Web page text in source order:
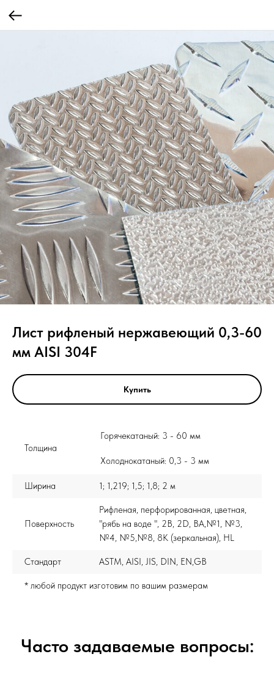
Лист рифленый нержавеющий 0,3-60
мм AISI 304F
Купить
Толщина
Горячекатаный: 3 - 60 мм
Холоднокатаный: 0,3 - 3 мм
Ширина 1; 1,219; 1,5; 1,8; 2 м
Поверхность
Рифленая, перфорированная, цветная,
"рябь на воде ", 2B, 2D, BA,№1, №3,
№4, №5,№8, 8K (зеркальная), HL
Стандарт ASTM, AISI, JIS, DIN, EN,GB
* любой продукт изготовим по вашим размерам
Часто задаваемые вопросы: